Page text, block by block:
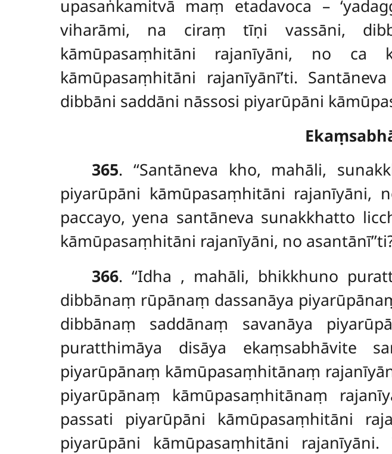
upasaṅkamitvā maṃ etadavoca –
viharāmi, na ciraṃ tīṇi vassāni,
kāmūpasaṃhitāni rajanīyāni, no ca
kāmūpasaṃhitāni rajanīyānī’ti.
dibbāni saddāni nāssosi piyarūpāni
365. ‘‘Santāneva kho, mahāli,
piyarūpāni kāmūpasaṃhitāni rajanīyāni,
paccayo, yena santāneva sunakkhatto
kāmūpasaṃhitāni rajanīyāni, no
366. ‘‘Idha , mahāli, bhikkhuno
dibbānaṃ rūpānaṃ dassanāya
dibbānaṃ saddānaṃ savanāya
puratthimāya disāya ekaṃsabhāvite
piyarūpānaṃ kāmūpasaṃhitānaṃ
piyarūpānaṃ kāmūpasaṃhitānaṃ
passati piyarūpāni kāmūpasaṃhitāni
piyarūpāni kāmūpasaṃhitāni